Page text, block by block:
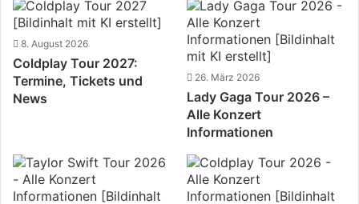
8. August 2026
Coldplay Tour 2027:
Termine, Tickets und
News
26. März 2026
Lady Gaga Tour 2026 –
Alle Konzert
Informationen